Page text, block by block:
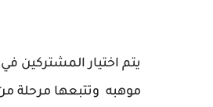
يتم اختيار المشتركين
موهبه وتتبعها مرحلة من